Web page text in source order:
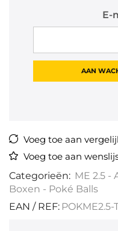
E-
Voeg toe aan
Voeg toe aan
Categorieën: ME 2.5 -
Boxen - Poké Balls
EAN / REF: POKME2.5-